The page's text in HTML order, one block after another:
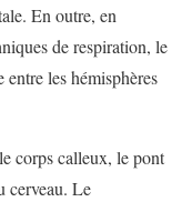
En outre, en
de respiration, le
les hémisphères
corps calleux, le pont
cerveau. Le